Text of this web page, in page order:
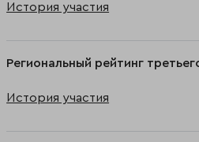
История участия
Региональный рейтинг
История участия